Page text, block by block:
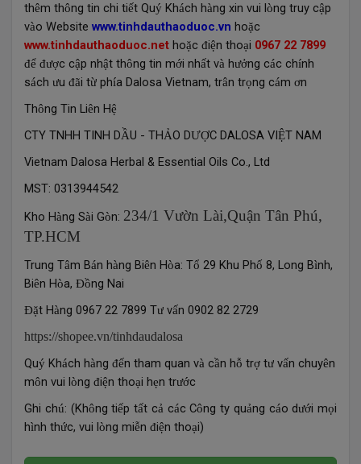
thêm thông tin chi tiết Quý Khách hàng xin vui l òng truy cập
vào Website www.tinhdauthaoduoc.vn hoặc
www.tinhdauthaoduoc.net hoặc điện thoại 0967 22 7899
để được cập nhật thông tin mới nhất và hưởng các chính
sách ưu đãi từ phía Dalosa Vietnam, trân trọng cám ơn
Thông Tin Liên Hệ
CTY TNHH TINH DẦU - THẢO DƯỢC DALOSA VI ỆT NAM
Vietnam Dalosa Herbal & Essential Oils Co., Ltd
MST: 0313944542
Kho Hàng Sài Gòn: 234/1 Vườn Lài,Quận Tân Phú,
TP.HCM
Trung Tâm Bán hàng Biên Hòa: Tổ 29 Khu Phố 8, Long Bình,
Biên Hòa, Đồng Nai
Đặt Hàng 0967 22 7899 Tư vấn 0902 82 2729
https://shopee.vn/tinhdaudalosa
Quý Khách hàng đến tham quan và cần hỗ trợ tư vấn chuyên
môn vui l òng điện thoại hẹn trước
Ghi chú: (Không tiếp tất cả các Công ty quảng cáo dưới mọi
hình thức, vui l òng miễn điện thoại)